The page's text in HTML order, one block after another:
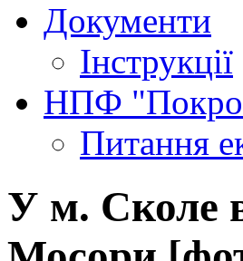
Документи
Інструкції
НПФ
Питання
У м. Сколе